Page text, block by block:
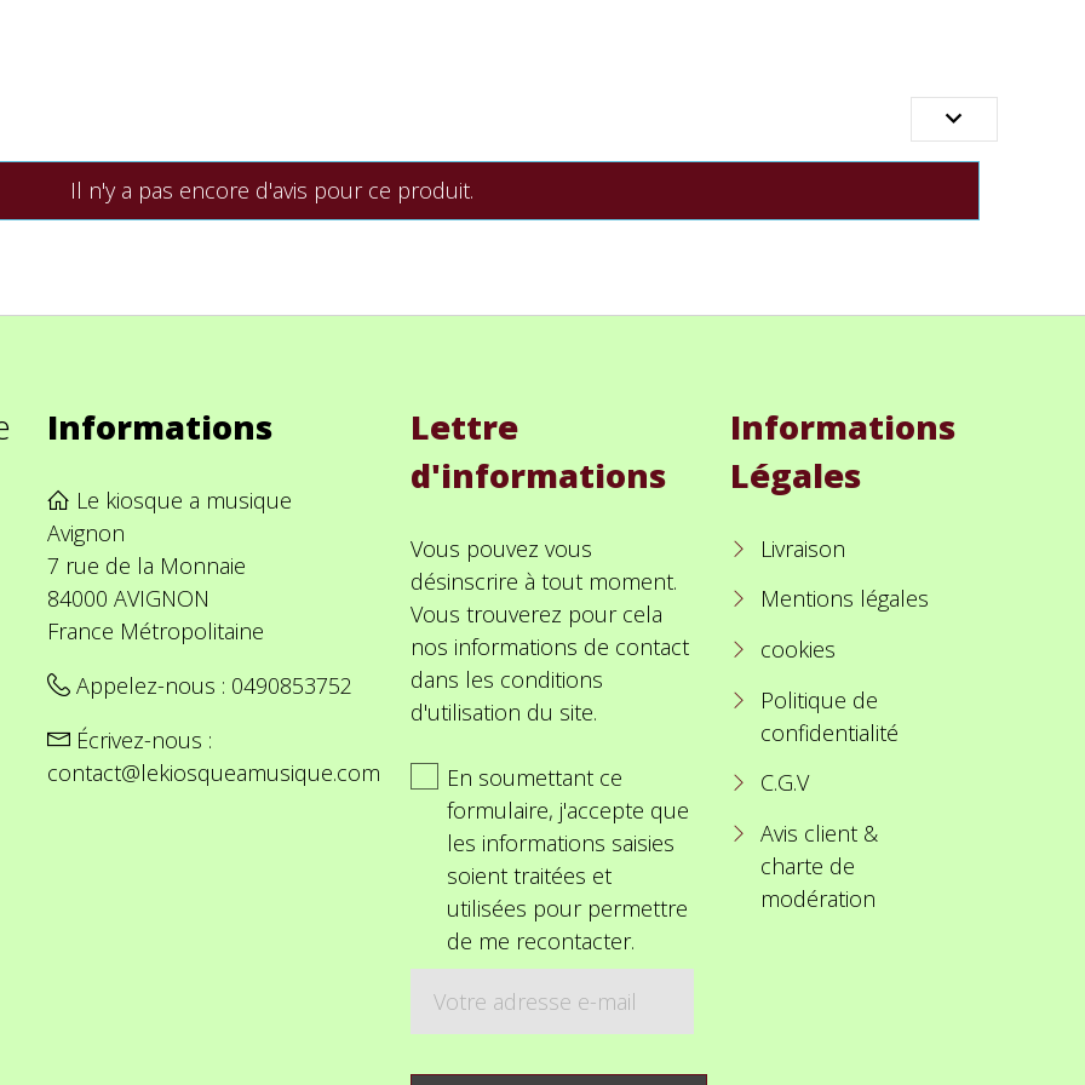

Il n'y a pas encore d'avis pour ce produit.
Informations
Le kiosque a musique
Avignon
7 rue de la Monnaie
84000 AVIGNON
France Métropolitaine
Appelez-nous : 0490853752
Écrivez-nous :
contact@lekiosqueamusique.com
Lettre
d'informations
Vous pouvez vous
désinscrire à tout moment.
Vous trouverez pour cela
nos informations de contact
dans les conditions
d'utilisation du site.
En soumettant ce
formulaire, j'accepte que
les informations saisies
soient traitées et
utilisées pour permettre
de me recontacter.
Informations
Légales
Livraison
Mentions légales
cookies
Politique de
confidentialité
C.G.V
Avis client &
charte de
modération